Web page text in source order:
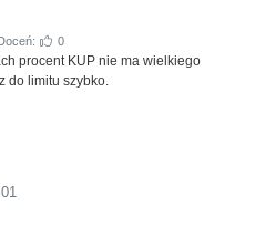
0
procent KUP nie ma wielkiego
do limitu szybko.